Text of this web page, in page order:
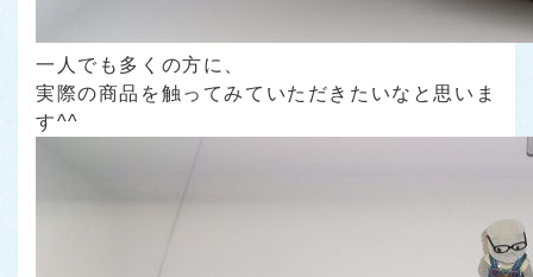
一人でも多くの方に、
実際の商品を触ってみていただきたいなと思いま
す^^